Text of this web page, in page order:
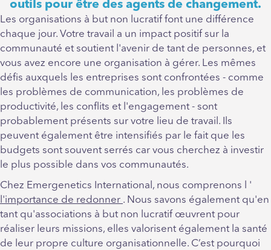
outils pour être des agents de changement.
Les organisations à but non lucratif font une différence
chaque jour. Votre travail a un impact positif sur la
communauté et soutient l'avenir de tant de personnes, et
vous avez encore une organisation à gérer. Les mêmes
défis auxquels les entreprises sont confrontées - comme
les problèmes de communication, les problèmes de
productivité, les conflits et l'engagement - sont
probablement présents sur votre lieu de travail. Ils
peuvent également être intensifiés par le fait que les
budgets sont souvent serrés car vous cherchez à investir
le plus possible dans vos communautés.
Chez Emergenetics International, nous comprenons l '
l'importance de redonner . Nous savons également qu'en
tant qu'associations à but non lucratif œuvrent pour
réaliser leurs missions, elles valorisent également la santé
de leur propre culture organisationnelle. C’est pourquoi